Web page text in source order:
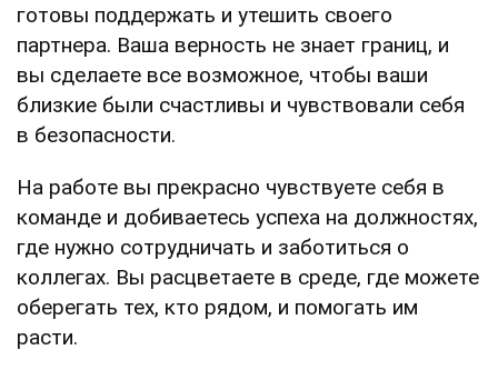
готовы поддержать и утешить своего
партнера. Ваша верность не знает границ, и
вы сделаете все возможное, чтобы ваши
близкие были счастливы и чувствовали себя
в безопасности.
На работе вы прекрасно чувствуете себя в
команде и добиваетесь успеха на должностях,
где нужно сотрудничать и заботиться о
коллегах. Вы расцветаете в среде, где можете
оберегать тех, кто рядом, и помогать им
расти.